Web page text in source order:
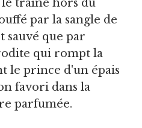
le traîne hors du
par la sangle de
sauvé que par
qui rompt la
le prince d'un épais
favori dans la
parfumée.